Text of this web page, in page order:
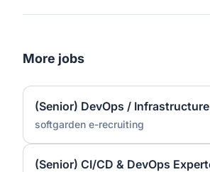
More jobs
softgarden e-recruiting
(Senior) CI/CD & DevOps